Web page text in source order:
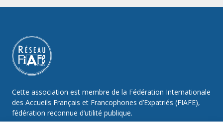
Cette association est membre de la Fédération Internationale
des Accueils Français et Francophones d’Expatriés (FIAFE),
fédération reconnue d’utilité publique.